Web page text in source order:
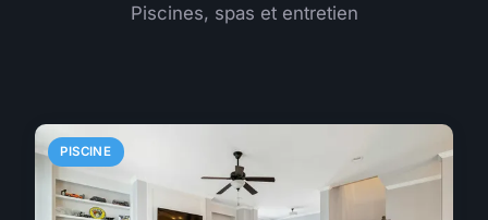
Piscines, spas et entretien
PISCINE